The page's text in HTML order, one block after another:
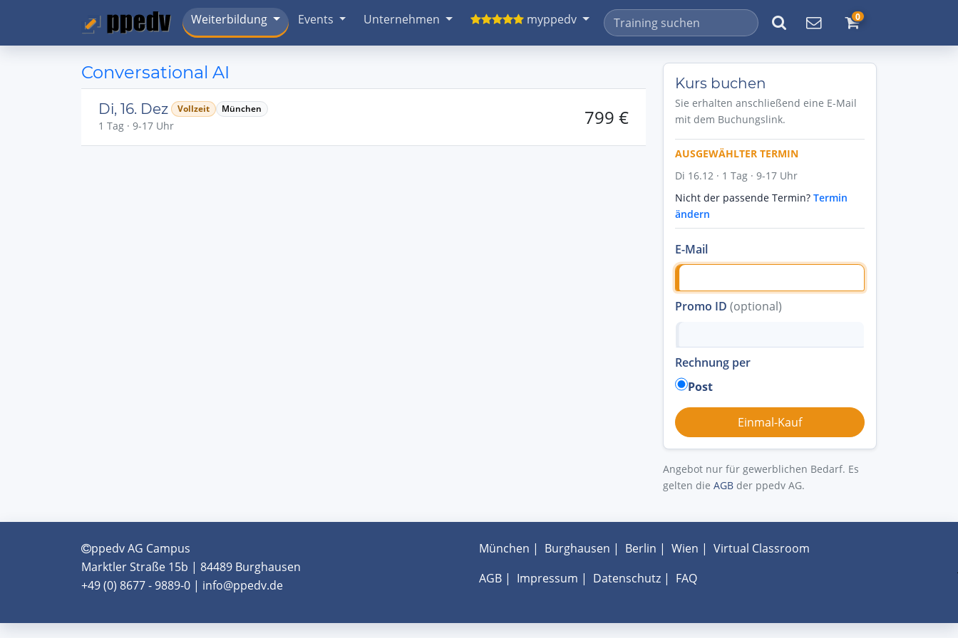
Weiterbildung Events Unternehmen myppedv 0
Conversational AI
Di, 16. Dez Vollzeit München
1 Tag · 9-17 Uhr 799 €
Kurs buchen
Sie erhalten anschließend eine E-Mail
mit dem Buchungslink.
AUSGEWÄHLTER TERMIN
Di 16.12 · 1 Tag · 9-17 Uhr
Nicht der passende Termin? Termin
ändern
E-Mail
Promo ID (optional)
Rechnung per
Post
Angebot nur für gewerblichen Bedarf. Es
gelten die AGB der ppedv AG.
ppedv AG Campus
Marktler Straße 15b | 84489 Burghausen
+49 (0) 8677 - 9889-0 | info@ppedv.de
München | Burghausen | Berlin | Wien | Virtual Classroom
AGB| Impressum | Datenschutz| FAQ